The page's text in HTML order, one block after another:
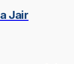
Jair